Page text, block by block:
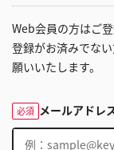
Web会員の方はご
登録がお済みでな
願いいたします。
必須 メールアドレ